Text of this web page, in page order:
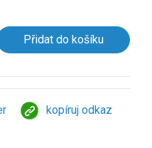
kopíruj odkaz